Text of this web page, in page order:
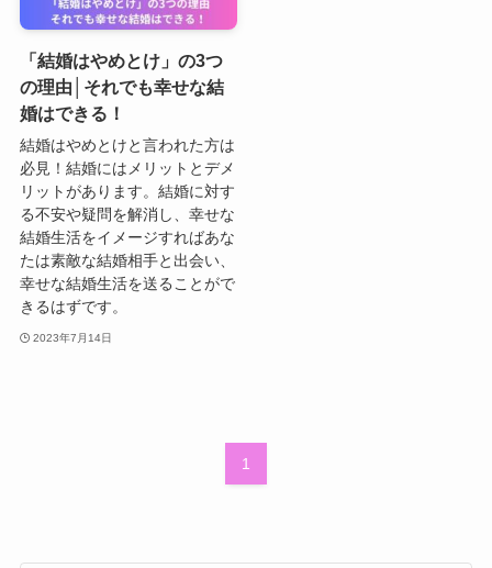
「結婚はやめとけ」の3つ
の理由│それでも幸せな結
婚はできる！
結婚はやめとけと言われた方は
必見！結婚にはメリットとデメ
リットがあります。結婚に対す
る不安や疑問を解消し、幸せな
結婚生活をイメージすればあな
たは素敵な結婚相手と出会い、
幸せな結婚生活を送ることがで
きるはずです。
2023年7月14日
1